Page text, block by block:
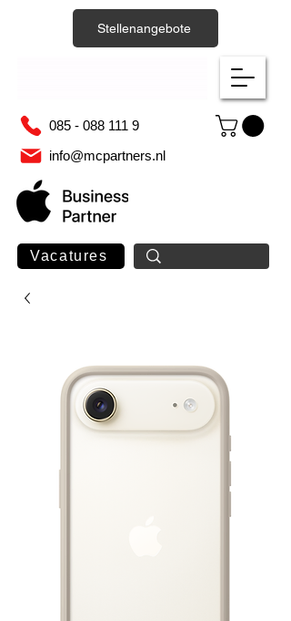
085 - 088 111 9
info@mcpartners.nl
Vacatures
Stellenangebote